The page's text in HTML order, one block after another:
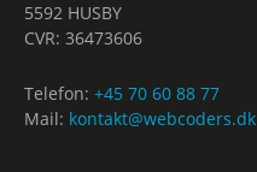
5592 HUSBY
CVR: 36473606
Telefon: +45 70 60 88 77
Mail: kontakt@webcoders.dk